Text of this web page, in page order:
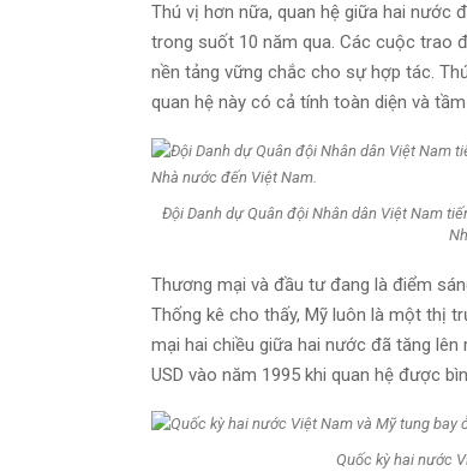
Thú vị hơn nữa, quan hệ giữa hai nước
trong suốt 10 năm qua. Các cuộc trao
nền tảng vững chắc cho sự hợp tác.
quan hệ này có cả tính toàn diện và
Đội Danh dự Quân đội Nhân dân Việt Nam
Thương mại và đầu tư đang là điểm
Thống kê cho thấy, Mỹ luôn là một thị
mại hai chiều giữa hai nước đã tăng
USD vào năm 1995 khi quan hệ được
Quốc kỳ hai nước